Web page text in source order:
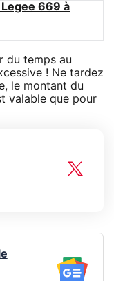
669 à
du temps au
! Ne tardez
le montant du
valable que pour